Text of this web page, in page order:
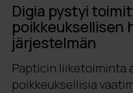
Digia pystyi
poikkeuksellisen
järjestelmän
Papticin liiketoiminta
poikkeuksellisia